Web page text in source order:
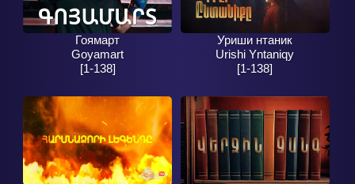
Гоямарт
Goyamart
[1-138]
Уриши нтаник
Urishi Yntaniqy
[1-138]